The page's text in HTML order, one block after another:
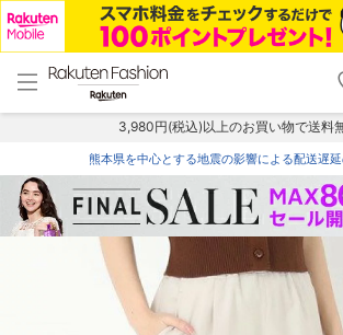
menu home
トップ
3,980円(税込)以上のお買い物で送料
熊本県を中心とする地震の影響による配送遅